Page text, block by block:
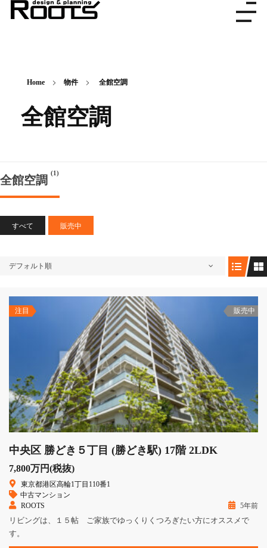
Home 物件 全館空調
全館空調
全館空調
(1)
すべて 販売中
デフォルト順
注目 販売中
中央区 勝どき５丁目 (勝どき駅) 17階 2LDK
7,800万円(税抜)
東京都港区高輪1丁目110番1
中古マンション
ROOTS
5年前
リビングは、１５帖 ご家族でゆっくりくつろぎたい方にオススメで
す。